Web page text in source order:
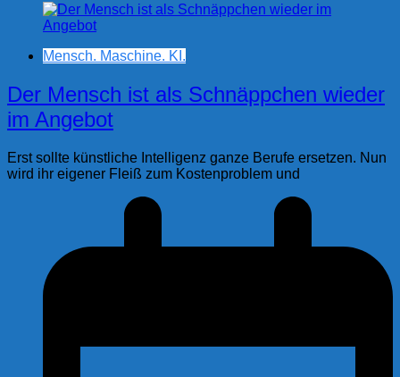
Mensch. Maschine. KI.
Der Mensch ist als Schnäppchen wieder
im Angebot
Erst sollte künstliche Intelligenz ganze Berufe ersetzen. Nun
wird ihr eigener Fleiß zum Kostenproblem und